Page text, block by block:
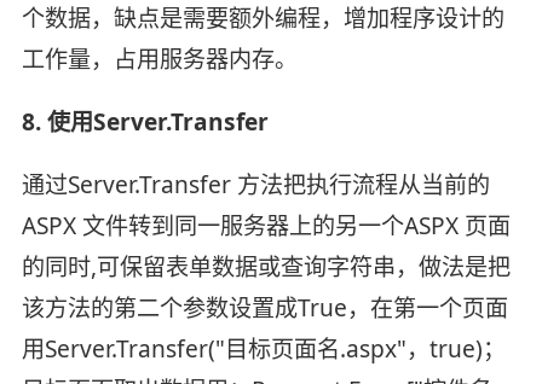
个数据，缺点是需要额外编程，增加程序设计的
工作量，占用服务器内存。
8. 使用Server.Transfer
通过Server.Transfer 方法把执行流程从当前的
ASPX 文件转到同一服务器上的另一个ASPX 页面
的同时,可保留表单数据或查询字符串，做法是把
该方法的第二个参数设置成True，在第一个页面
用Server.Transfer("目标页面名.aspx"，true)；